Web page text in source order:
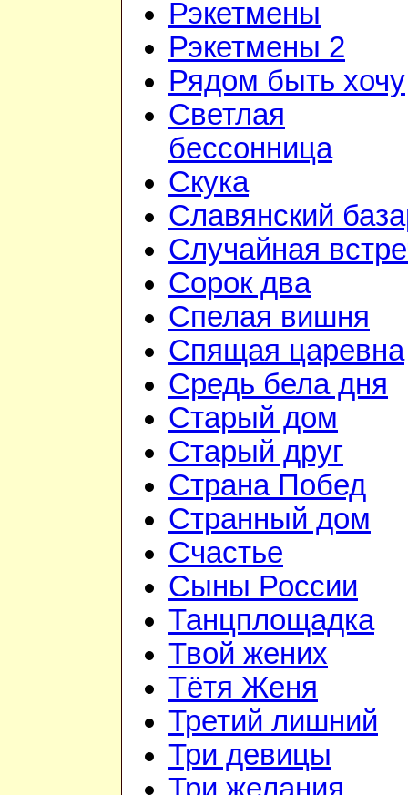
Рэкетмены
Рэкетмены 2
Рядом быть хочу
Светлая
бессонница
Скука
Славянский
Случайная
Сорок два
Спелая вишня
Спящая царевна
Средь бела дня
Старый дом
Старый друг
Страна Побед
Странный дом
Счастье
Сыны России
Танцплощадка
Твой жених
Тётя Женя
Третий лишний
Три девицы